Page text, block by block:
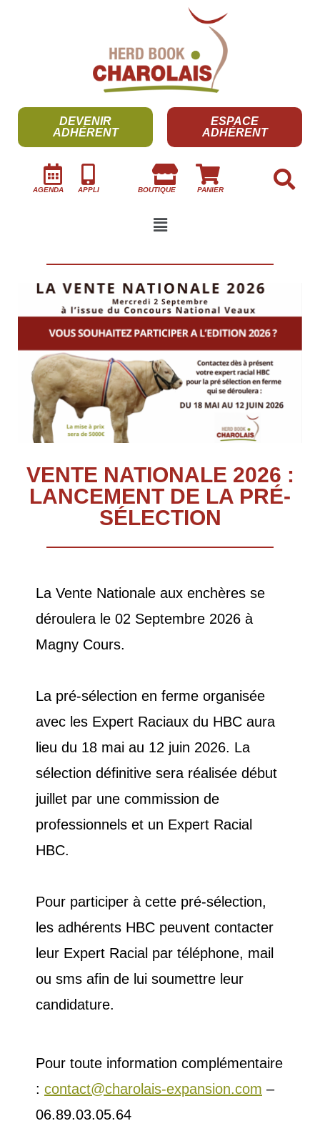
DEVENIR
ADHÉRENT
ESPACE
ADHÉRENT
AGENDA APPLI BOUTIQUE PANIER
VENTE NATIONALE 2026 :
LANCEMENT DE LA PRÉ-
SÉLECTION
La Vente Nationale aux enchères se
déroulera le 02 Septembre 2026 à
Magny Cours.
La pré-sélection en ferme organisée
avec les Expert Raciaux du HBC aura
lieu du 18 mai au 12 juin 2026. La
sélection définitive sera réalisée début
juillet par une commission de
professionnels et un Expert Racial
HBC.
Pour participer à cette pré-sélection,
les adhérents HBC peuvent contacter
leur Expert Racial par téléphone, mail
ou sms afin de lui soumettre leur
candidature.
Pour toute information complémentaire
: contact@charolais-expansion.com –
06.89.03.05.64